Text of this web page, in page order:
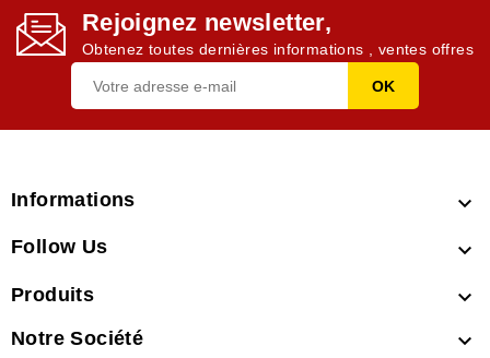
Rejoignez newsletter,
Obtenez toutes dernières informations , ventes offres
Informations 
Follow Us 
Produits 
Notre Société 